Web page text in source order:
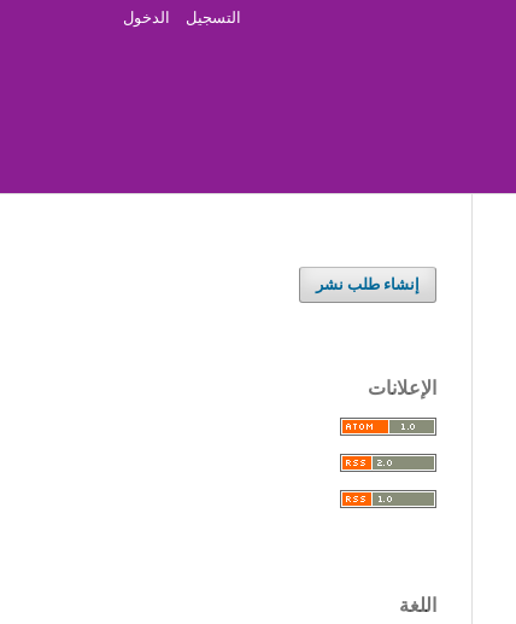
التسجيل الدخول
إنشاء طلب نشر
الإعلانات
اللغة